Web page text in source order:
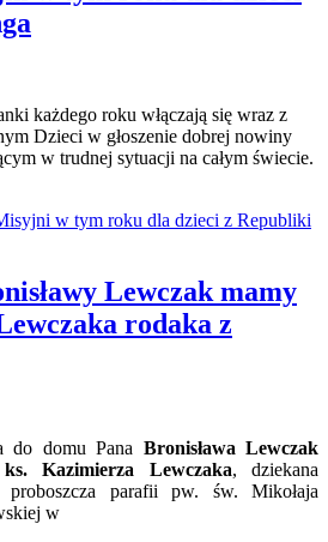
każdego roku włączają się wraz z
Dzieci w głoszenie dobrej nowiny
w trudnej sytuacji na całym świecie.
w tym roku dla dzieci z Republiki
Lewczak mamy
rodaka z
do domu Pana Bronisława Lewczak
ks. Kazimierza Lewczaka, dziekana
proboszcza parafii pw. św. Mikołaja
w